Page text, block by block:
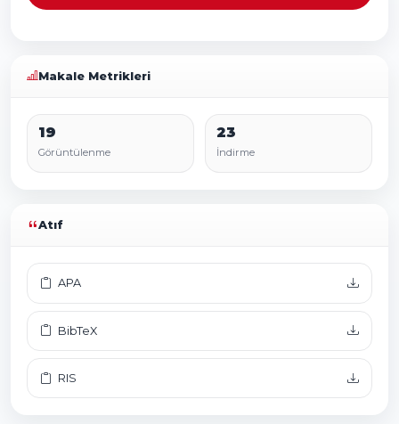
Makale Metrikleri
19
Görüntülenme
23
İndirme
Atıf
APA
BibTeX
RIS